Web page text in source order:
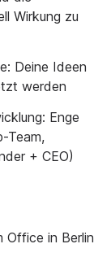
Wirkung zu
Deine Ideen
werden
Enge
Team,
+ CEO)
Office in Berlin